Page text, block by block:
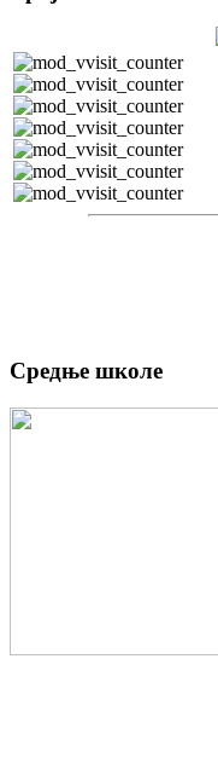
Средње школе